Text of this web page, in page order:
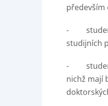
především
-
studijních
-
nichž mají